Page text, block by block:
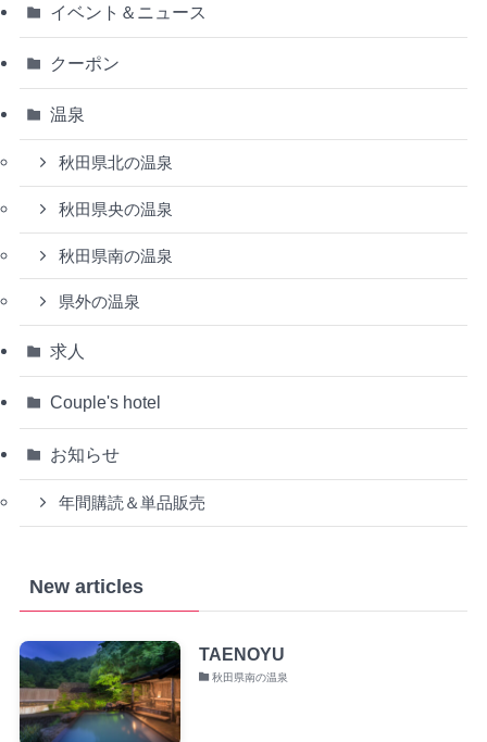
イベント＆ニュース
クーポン
温泉
秋田県北の温泉
秋田県央の温泉
秋田県南の温泉
県外の温泉
求人
Couple's hotel
お知らせ
年間購読＆単品販売
New articles
TAENOYU
秋田県南の温泉